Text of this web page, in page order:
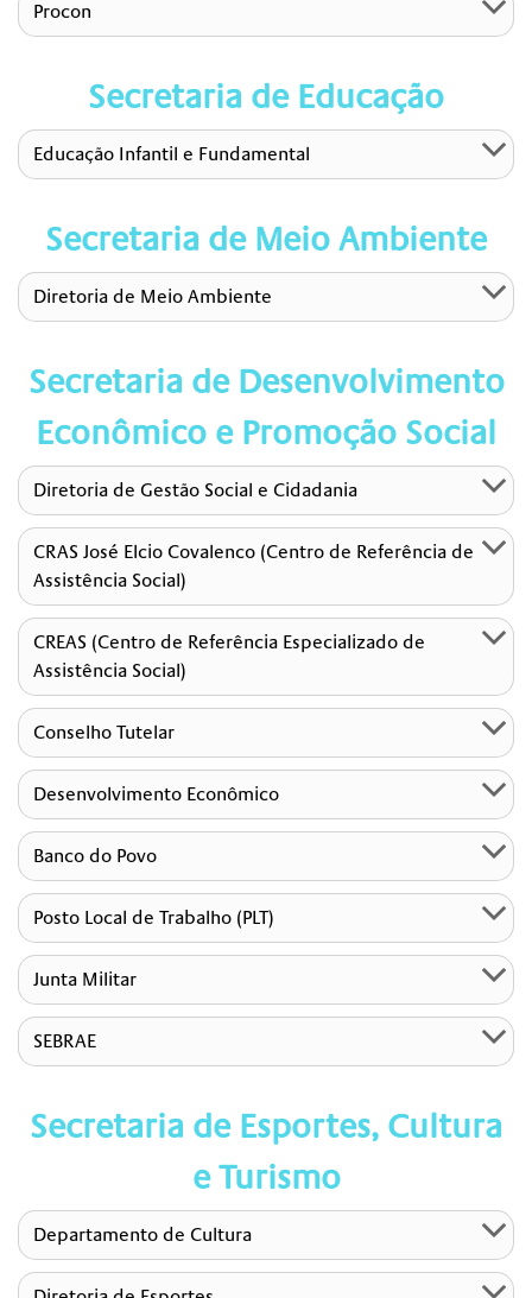
Procon
Secretaria de Educação
Educação Infantil e Fundamental
Secretaria de Meio Ambiente
Diretoria de Meio Ambiente
Secretaria de Desenvolvimento
Econômico e Promoção Social
Diretoria de Gestão Social e Cidadania
CRAS José Elcio Covalenco (Centro de Referência de
Assistência Social)
CREAS (Centro de Referência Especializado de
Assistência Social)
Conselho Tutelar
Desenvolvimento Econômico
Banco do Povo
Posto Local de Trabalho (PLT)
Junta Militar
SEBRAE
Secretaria de Esportes, Cultura
e Turismo
Departamento de Cultura